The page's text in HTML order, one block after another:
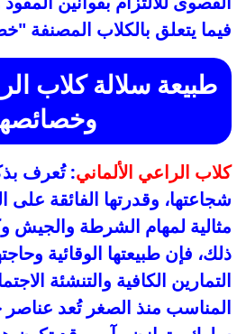
فيما يتعلق بالكلاب المصنفة
طبيعة سلالة كلاب
كلاب الراعي الألماني: تُعرف
شجاعتها، وقدرتها الفائقة على
مثالية لمهام الشرطة والجيش
ذلك، فإن طبيعتها الوقائية
التمارين الكافية والتنشئة
المناسب منذ الصغر تُعد